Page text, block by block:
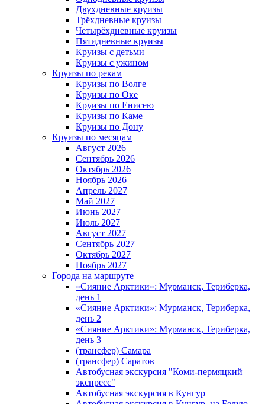
Двухдневные круизы
Трёхдневные круизы
Четырёхдневные круизы
Пятидневные круизы
Круизы с детьми
Круизы с ужином
Круизы по рекам
Круизы по Волге
Круизы по Оке
Круизы по Енисею
Круизы по Каме
Круизы по Дону
Круизы по месяцам
Август 2026
Сентябрь 2026
Октябрь 2026
Ноябрь 2026
Апрель 2027
Май 2027
Июнь 2027
Июль 2027
Август 2027
Сентябрь 2027
Октябрь 2027
Ноябрь 2027
Города на маршруте
«Сияние Арктики»: Мурманск, Териберка,
день 1
«Сияние Арктики»: Мурманск, Териберка,
день 2
«Сияние Арктики»: Мурманск, Териберка,
день 3
(трансфер) Самара
(трансфер) Саратов
Автобусная экскурсия "Коми-пермяцкий
экспресс"
Автобусная экскурсия в Кунгур